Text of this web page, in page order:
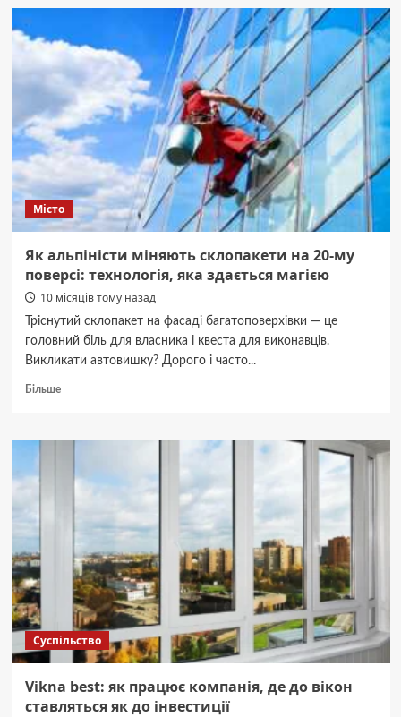
чи
навантажувач:
що
для
бізнесу
Місто
Як альпіністи міняють склопакети на 20-му
поверсі: технологія, яка здається магією
10 місяців тому назад
Тріснутий склопакет на фасаді багатоповерхівки — це
головний біль для власника і квеста для виконавців.
Викликати автовишку? Дорого і часто...
БільшеДокладніше
альпіністи
технологія,
яка
здається
магією
Суспільство
Vikna best: як працює компанія, де до вікон
ставляться як до інвестиції